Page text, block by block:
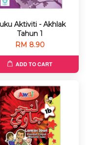
Aktiviti - Akhlak
Tahun 1
RM 8.90
ADD TO CART